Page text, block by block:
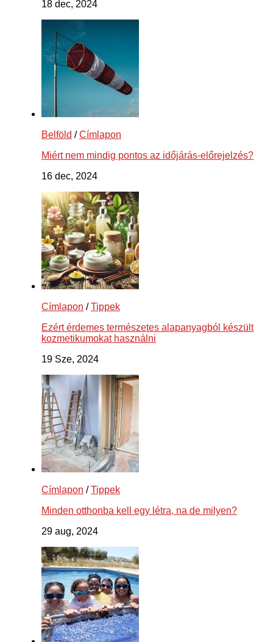
18 dec, 2024
Belföld /Címlapon
Miért nem mindig pontos az időjárás-előrejelzés?
16 dec, 2024
Címlapon /Tippek
Ezért érdemes természetes alapanyagból készült
kozmetikumokat használni
19 Sze, 2024
Címlapon /Tippek
Minden otthonba kell egy létra, na de milyen?
29 aug, 2024